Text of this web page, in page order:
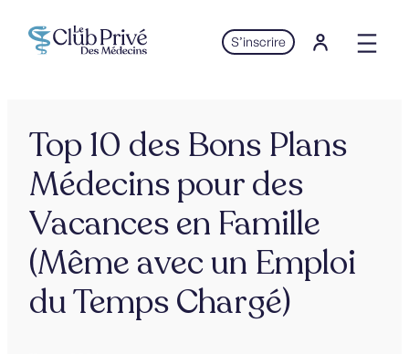
S’inscrire
Top 10 des Bons Plans
Médecins pour des
Vacances en Famille
(Même avec un Emploi
du Temps Chargé)